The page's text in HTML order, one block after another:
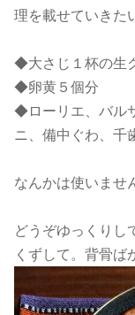
理を載せていきた
◆大さじ１杯の生
◆卵黄５個分
◆ローリエ、バル
ニ、備中ぐわ、千
なんかは使いませ
どうぞゆっくりし
くずして。背骨ば